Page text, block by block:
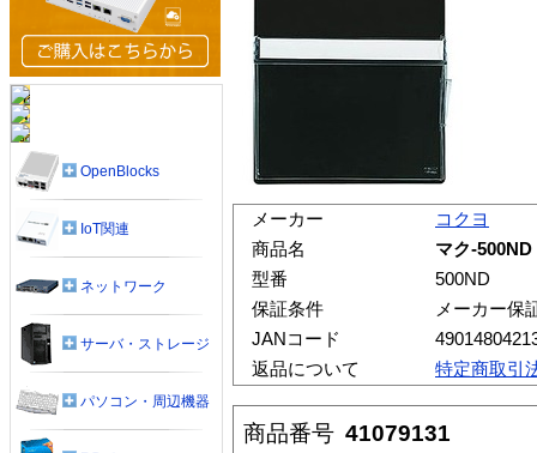
メーカー
コクヨ
商品名
マク-
型番
500ND
保証条件
メーカー保
JANコード
返品について
特定商取引
商品番号 41079131
OpenBlocks
IoT関連
ネットワーク
サーバ・ストレージ
パソコン・周辺機器